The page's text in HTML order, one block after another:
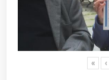
« ‹